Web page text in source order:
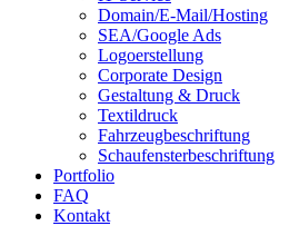
Domain/E-Mail/Hosting
SEA/Google Ads
Logoerstellung
Corporate Design
Gestaltung & Druck
Textildruck
Fahrzeugbeschriftung
Schaufensterbeschriftung
Portfolio
FAQ
Kontakt